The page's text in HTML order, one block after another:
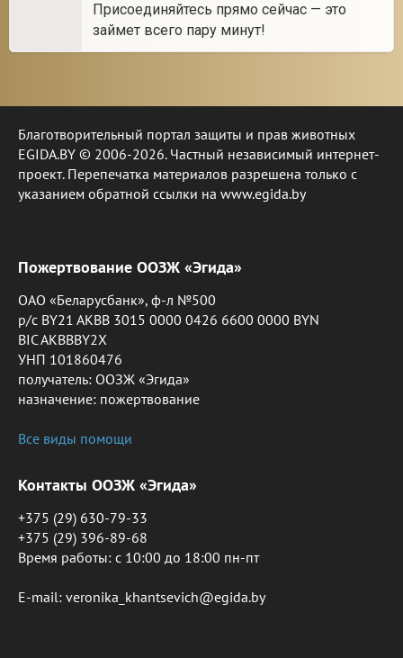
Присоединяйтесь прямо сейчас — это
займет всего пару минут!
Благотворительный портал защиты и прав животных
EGIDA.BY © 2006-2026. Частный независимый интернет-
проект. Перепечатка материалов разрешена только с
указанием обратной ссылки на www.egida.by
Пожертвование ООЗЖ «Эгида»
ОАО «Беларусбанк», ф-л №500
р/с BY21 AKBB 3015 0000 0426 6600 0000 BYN
BIC AKBBBY2X
УНП 101860476
получатель: ООЗЖ «Эгида»
назначение: пожертвование
Все виды помощи
Контакты ООЗЖ «Эгида»
+375 (29) 630-79-33
+375 (29) 396-89-68
Время работы: c 10:00 до 18:00 пн-пт
E-mail: veronika_khantsevich@egida.by